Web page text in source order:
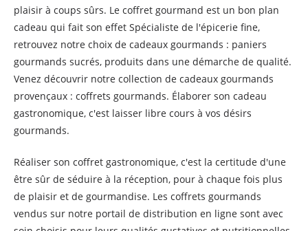
plaisir à coups sûrs. Le coffret gourmand est un bon plan
cadeau qui fait son effet Spécialiste de l'épicerie fine,
retrouvez notre choix de cadeaux gourmands : paniers
gourmands sucrés, produits dans une démarche de qualité.
Venez découvrir notre collection de cadeaux gourmands
provençaux : coffrets gourmands. Élaborer son cadeau
gastronomique, c'est laisser libre cours à vos désirs
gourmands.
Réaliser son coffret gastronomique, c'est la certitude d'une
être sûr de séduire à la réception, pour à chaque fois plus
de plaisir et de gourmandise. Les coffrets gourmands
vendus sur notre portail de distribution en ligne sont avec